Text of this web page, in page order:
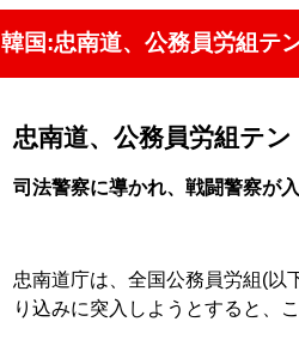
韓国:忠南道、公務員労組テ
忠南道、公務員労組テ
司法警察に導かれ、戦闘警察が
忠南道庁は、全国公務員労組(以
り込みに突入しようとすると、